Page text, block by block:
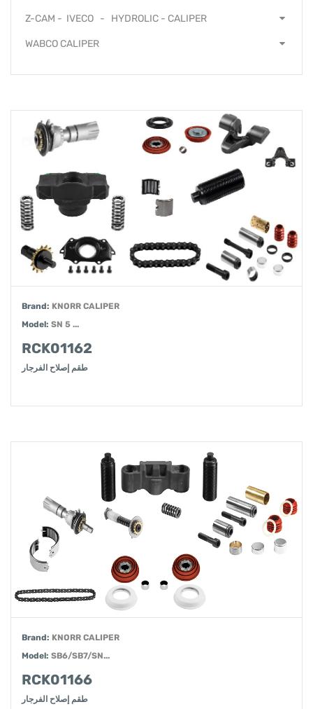
Z-CAM - IVECO - HYDROLIC - CALIPER
WABCO CALIPER
Brand: KNORR CALIPER
Model: SN 5 ...
RCK01162
طقم إصلاح الفرجار
Brand: KNORR CALIPER
Model: SB6/SB7/SN...
RCK01166
طقم إصلاح الفرجار